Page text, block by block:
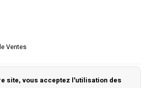
Ventes
site, vous acceptez l'utilisation des